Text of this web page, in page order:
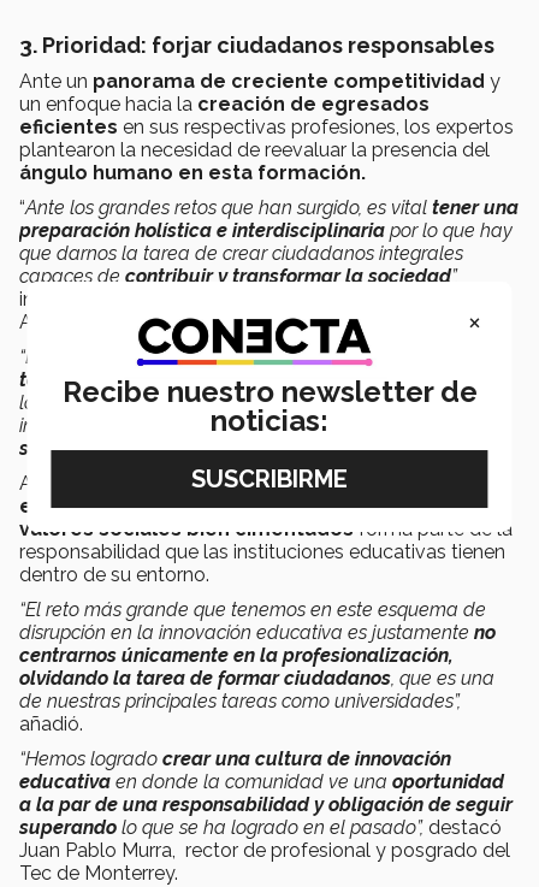
3. Prioridad: forjar ciudadanos responsables
Ante un panorama de creciente competitividad y
un enfoque hacia la creación de egresados
eficientes en sus respectivas profesiones, los expertos
plantearon la necesidad de reevaluar la presencia del
ángulo humano en esta formación.
“Ante los grandes retos que han surgido, es vital tener una
preparación holística e interdisciplinaria por lo que hay
que darnos la tarea de crear ciudadanos integrales
capaces de contribuir y transformar la sociedad”,
intervino Raquel Bernal, rectora de la Universidad de los
Andes.
“Dentro de los grandes retos que se nos imponen, es vital
tener una preparación holística e interdisciplinaria
lo que nos hemos dado a la tarea el crear ciudadanos
integrales capaces decontribuir y transformar la
sociedad”, agregó.
Adicionalmente, expertos recalcaron cómo
egresados con capacidades técnicas a la par de
valores sociales bien cimentados forma parte de la
responsabilidad que las instituciones educativas tienen
dentro de su entorno.
“El reto más grande que tenemos en este esquema de
disrupción en la innovación educativa es justamente no
centrarnos únicamente en la profesionalización,
olvidando la tarea de formar ciudadanos, que es una
de nuestras principales tareas como universidades”,
añadió.
“Hemos logrado crear una cultura de innovación
educativa en donde la comunidad ve una oportunidad
a la par de una responsabilidad y obligación de seguir
superando lo que se ha logrado en el pasado”, destacó
Juan Pablo Murra, rector de profesional y posgrado del
Tec de Monterrey.
×
Recibe nuestro newsletter de
noticias: